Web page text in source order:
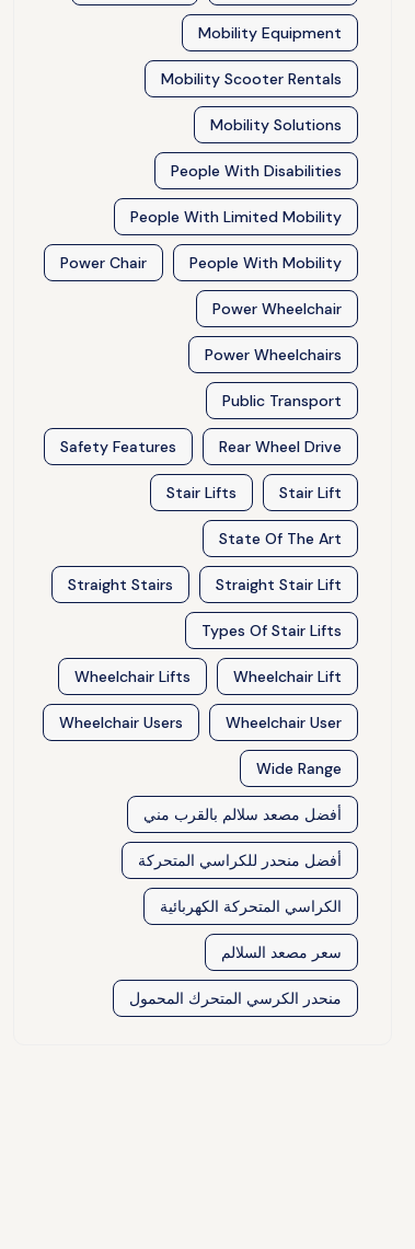
Mobility Equipment
Mobility Scooter Rentals
Mobility Solutions
People With Disabilities
People With Limited Mobility
People With Mobility
Power Chair
Power Wheelchair
Power Wheelchairs
Public Transport
Rear Wheel Drive
Safety Features
Stair Lift
Stair Lifts
State Of The Art
Straight Stair Lift
Straight Stairs
Types Of Stair Lifts
Wheelchair Lift
Wheelchair Lifts
Wheelchair User
Wheelchair Users
Wide Range
أفضل مصعد سلالم بالقرب مني
أفضل منحدر للكراسي المتحركة
الكراسي المتحركة الكهربائية
سعر مصعد السلالم
منحدر الكرسي المتحرك المحمول